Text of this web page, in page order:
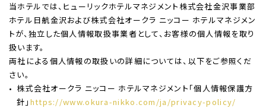
当ホテルでは、ヒューリックホテルマネジメント株式会社金沢事業部
ホテル日航金沢および株式会社オークラ ニッコー ホテルマネジメン
トが、独立した個人情報取扱事業者として、お客様の個人情報を取り
扱います。
両社による個人情報の取扱いの詳細については、以下をご参照くだ
さい。
株式会社オークラ ニッコー ホテルマネジメント「個人情報保護方
針」 https://www.okura-nikko.com/ja/privacy-policy/